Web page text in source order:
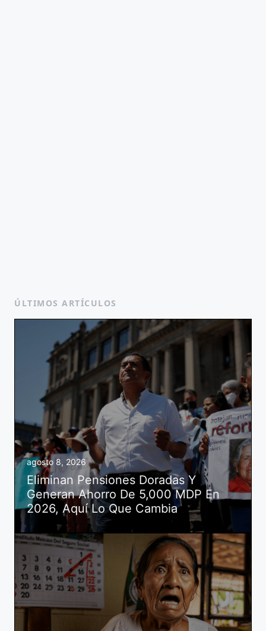
ÚLTIMOS ARTÍCULOS
agosto 8, 2026
Eliminan Pensiones Doradas Y
Generan Ahorro De 5,000 MDP En
2026, Aquí Lo Que Cambia